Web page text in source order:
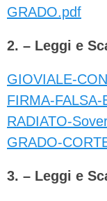
GRADO.pdf
2. – Leggi e
GIOVIALE-
FIRMA-
RADIATO-
GRADO-
3. – Leggi e